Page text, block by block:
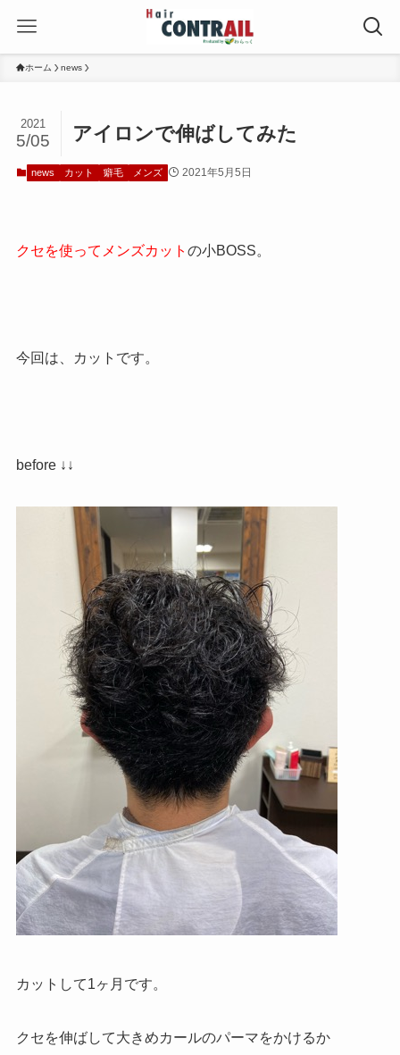
ホーム news
アイロンで伸ばしてみた
2021
5/05
news カット 癖毛 メンズ 2021年5月5日
クセを使ってメンズカット の小BOSS。
今回は、カットです。
before ↓↓
カットして1ヶ月です。
クセを伸ばして大きめカールのパーマをかけるか